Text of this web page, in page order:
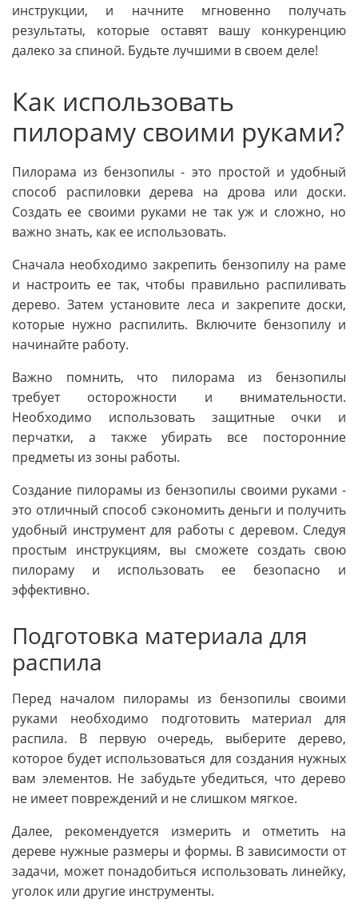
инструкции, и начните мгновенно получать
результаты, которые оставят вашу конкуренцию
далеко за спиной. Будьте лучшими в своем деле!
Как использовать
пилораму своими руками?
Пилорама из бензопилы - это простой и удобный
способ распиловки дерева на дрова или доски.
Создать ее своими руками не так уж и сложно, но
важно знать, как ее использовать.
Сначала необходимо закрепить бензопилу на раме
и настроить ее так, чтобы правильно распиливать
дерево. Затем установите леса и закрепите доски,
которые нужно распилить. Включите бензопилу и
начинайте работу.
Важно помнить, что пилорама из бензопилы
требует осторожности и внимательности.
Необходимо использовать защитные очки и
перчатки, а также убирать все посторонние
предметы из зоны работы.
Создание пилорамы из бензопилы своими руками -
это отличный способ сэкономить деньги и получить
удобный инструмент для работы с деревом. Следуя
простым инструкциям, вы сможете создать свою
пилораму и использовать ее безопасно и
эффективно.
Подготовка материала для
распила
Перед началом пилорамы из бензопилы своими
руками необходимо подготовить материал для
распила. В первую очередь, выберите дерево,
которое будет использоваться для создания нужных
вам элементов. Не забудьте убедиться, что дерево
не имеет повреждений и не слишком мягкое.
Далее, рекомендуется измерить и отметить на
дереве нужные размеры и формы. В зависимости от
задачи, может понадобиться использовать линейку,
уголок или другие инструменты.